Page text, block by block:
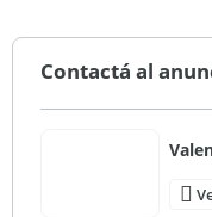
Contactá al